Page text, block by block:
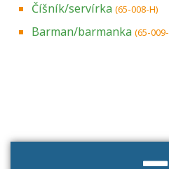
Číšník/servírka (65-008-H)
Barman/barmanka (65-
Projděte si seznam